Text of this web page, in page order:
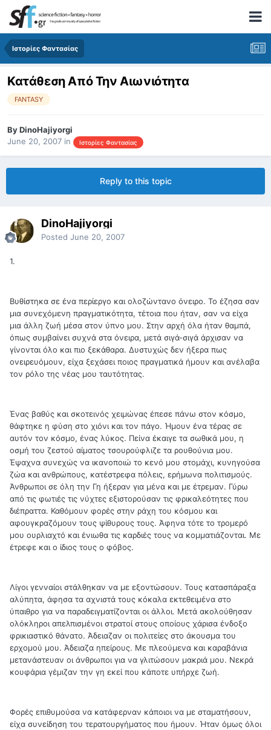
Ιστορίες Φαντασίας
Κατάθεση Από Την Αιωνιότητα
FANTASY
ByDinoHajiyorgi
June 20, 2007 in Ιστορίες Φαντασίας
Reply to this topic
DinoHajiyorgi
Posted June 20, 2007
1.
Βυθίστηκα σε ένα περίεργο και ολοζώντανο όνειρο. Το έζησα σαν
μια συνεχόμενη πραγματικότητα, τέτοια που ήταν, σαν να είχα
μια άλλη ζωή μέσα στον ύπνο μου. Στην αρχή όλα ήταν θαμπά,
όπως συμβαίνει συχνά στα όνειρα, μετά σιγά-σιγά άρχισαν να
γίνονται όλο και πιο ξεκάθαρα. Δυστυχώς δεν ήξερα πως
ονειρευόμουν, είχα ξεχάσει ποιος πραγματικά ήμουν και ανέλαβα
τον ρόλο της νέας μου ταυτότητας.
Ένας βαθύς και σκοτεινός χειμώνας έπεσε πάνω στον κόσμο,
θάφτηκε η φύση στο χιόνι και τον πάγο. Ήμουν ένα τέρας σε
αυτόν τον κόσμο, ένας λύκος. Πείνα έκαιγε τα σωθικά μου, η
οσμή του ζεστού αίματος τσουρούφλιζε τα ρουθούνια μου.
Έψαχνα συνεχώς να ικανοποιώ το κενό μου στομάχι, κυνηγούσα
ζώα και ανθρώπους, κατέστρεφα πόλεις, ερήμωνα πολιτισμούς.
Άνθρωποι σε όλη την Γη ήξεραν για μένα και με έτρεμαν. Γύρω
από τις φωτιές τις νύχτες εξιστορούσαν τις φρικαλεότητες που
διέπραττα. Καθόμουν φορές στην ράχη του κόσμου και
αφουγκραζόμουν τους ψίθυρους τους. Άφηνα τότε το τρομερό
μου ουρλιαχτό και ένιωθα τις καρδιές τους να κομματιάζονται. Με
έτρεφε και ο ίδιος τους ο φόβος.
Λίγοι γενναίοι στάλθηκαν να με εξοντώσουν. Τους κατασπάραξα
αλύπητα, άφησα τα αχνιστά τους κόκαλα εκτεθειμένα στο
ύπαιθρο για να παραδειγματίζονται οι άλλοι. Μετά ακολούθησαν
ολόκληροι απελπισμένοι στρατοί στους οποίους χάρισα ένδοξο
φρικιαστικό θάνατο. Άδειαζαν οι πολιτείες στο άκουσμα του
ερχομού μου. Άδειαζα ηπείρους. Με πλεούμενα και καραβάνια
μετανάστευαν οι άνθρωποι για να γλιτώσουν μακριά μου. Νεκρά
κουφάρια γέμιζαν την γη εκεί που κάποτε υπήρχε ζωή.
Φορές επιθυμούσα να κατάφερναν κάποιοι να με σταματήσουν,
είχα συνείδηση του τερατουργήματος που ήμουν. Ήταν όμως όλοι